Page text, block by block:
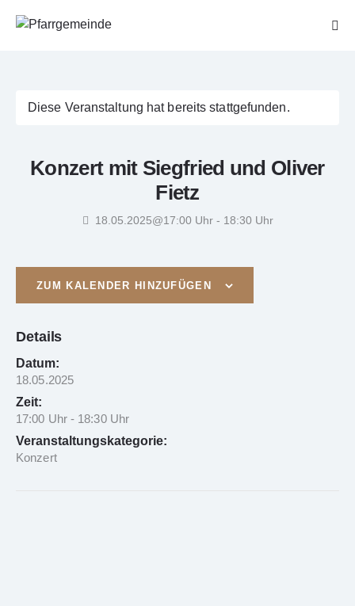
Diese Veranstaltung hat bereits stattgefunden.
Konzert mit Siegfried und Oliver
Fietz
18.05.2025@17:00 Uhr- 18:30 Uhr
ZUM KALENDER HINZUFÜGEN
Details
Datum:
18.05.2025
Zeit:
17:00 Uhr - 18:30 Uhr
Veranstaltungskategorie:
Konzert